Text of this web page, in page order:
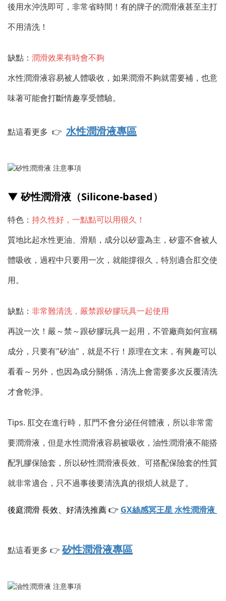
後用水沖洗即可，非常省時間！有的牌子的潤滑液甚至主打
不用清洗！
缺點： 潤滑效果有時會不夠
水性潤滑液容易被人體吸收，如果潤滑不夠就需要補，也意
味著可能會打斷情趣享受體驗。
點這看更多 👉 水性潤滑液專區
▼ 矽性潤滑液（Silicone-based）
特色： 持久性好，一點點可以用很久！
質地比起水性更油、滑順，成分以矽靈為主，矽靈不會被人
體吸收，過程中只要用一次，就能撐很久，特別適合肛交使
用。
缺點： 非常難清洗，嚴禁跟矽膠玩具一起使用
再說一次！嚴～禁～跟矽膠玩具一起用，不管廠商如何宣稱
成分，只要有"矽油"，就是不行！原理在文末，有興趣可以
看看～另外，也因為成分關係，清洗上會需要多次反覆清洗
才會乾淨。
Tips. 肛交在進行時，肛門不會分泌任何體液，所以非常需
要潤滑液，但是水性潤滑液容易被吸收，油性潤滑液不能搭
配乳膠保險套，所以矽性潤滑液長效、可搭配保險套的性質
就非常適合，只不過事後要清洗真的很煩人就是了。
後庭潤滑 長效、好清洗推薦 👉 GX絲感冥王星 水性潤滑液
點這看更多 👉 矽性潤滑液專區